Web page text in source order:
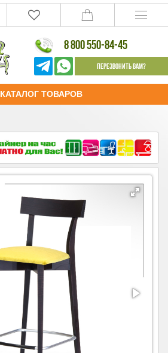
8 800 550-84-45
Перезвонить Вам?
КАТАЛОГ ТОВАРОВ